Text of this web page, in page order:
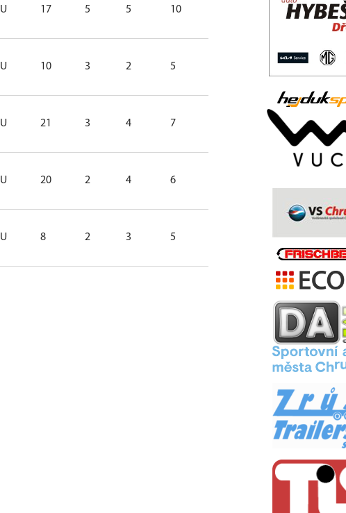
U 17 5 5 10 -2
U 10 3 2 5 2
U 21 3 4 7 -3
U 20 2 4 6
U 8 2 3 5 4